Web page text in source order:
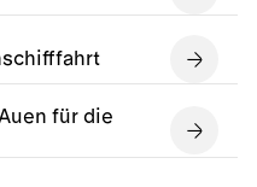
für die